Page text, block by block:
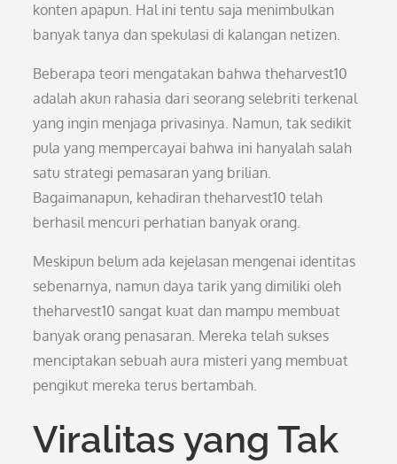
konten apapun. Hal ini tentu saja menimbulkan
banyak tanya dan spekulasi di kalangan netizen.
Beberapa teori mengatakan bahwa theharvest10
adalah akun rahasia dari seorang selebriti terkenal
yang ingin menjaga privasinya. Namun, tak sedikit
pula yang mempercayai bahwa ini hanyalah salah
satu strategi pemasaran yang brilian.
Bagaimanapun, kehadiran theharvest10 telah
berhasil mencuri perhatian banyak orang.
Meskipun belum ada kejelasan mengenai identitas
sebenarnya, namun daya tarik yang dimiliki oleh
theharvest10 sangat kuat dan mampu membuat
banyak orang penasaran. Mereka telah sukses
menciptakan sebuah aura misteri yang membuat
pengikut mereka terus bertambah.
Viralitas yang Tak